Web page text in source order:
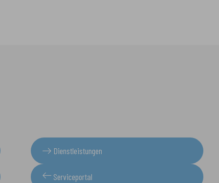
Dienstleistungen
Serviceportal